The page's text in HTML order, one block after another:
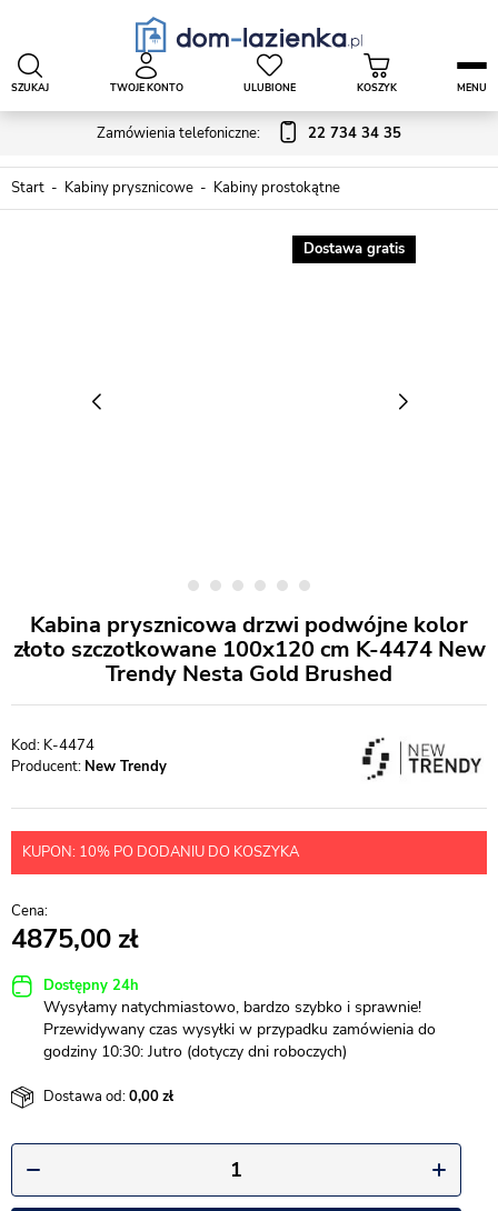
Zamówienia telefoniczne: 22 734 34 35
SZUKAJ TWOJE KONTO ULUBIONE KOSZYK MENU
Start Kabiny prysznicowe Kabiny prostokątne
Dostawa gratis
Kabina prysznicowa drzwi podwójne kolor
złoto szczotkowane 100x120 cm K-4474 New
Trendy Nesta Gold Brushed
K-4474
Producent: New Trendy
KUPON: 10% PO DODANIU DO KOSZYKA
4875,00
Dostępny 24h
Wysyłamy natychmiastowo, bardzo szybko i sprawnie!
Przewidywany czas wysyłki w przypadku zamówienia do
godziny 10:30: Jutro (dotyczy dni roboczych)
Dostawa od:0,00